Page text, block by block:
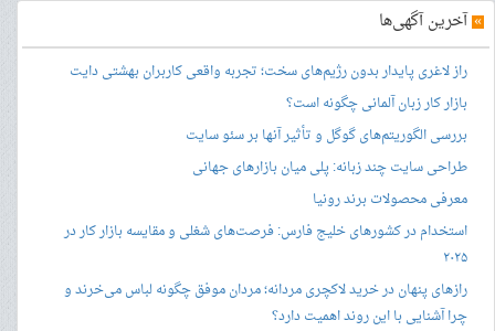
»آخرین آگهی‌ها
راز لاغری پایدار بدون رژیم‌های سخت؛ تجربه واقعی کاربران بهشتی دایت
بازار کار زبان آلمانی چگونه است؟
بررسی الگوریتم‌های گوگل و تأثیر آنها بر سئو سایت
طراحی سایت چند زبانه: پلی میان بازارهای جهانی
معرفی محصولات برند رونیا
استخدام در کشورهای خلیج فارس: فرصت‌های شغلی و مقایسه بازار کار در
۲۰۲۵
رازهای پنهان در خرید لاکچری مردانه؛ مردان موفق چگونه لباس می‌خرند و
چرا آشنایی با این روند اهمیت دارد؟